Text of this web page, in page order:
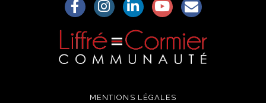
MENTIONS LÉGALES